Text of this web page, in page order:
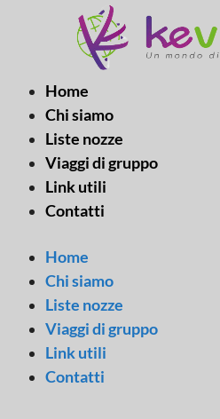
Home
Chi siamo
Liste nozze
Viaggi di gruppo
Link utili
Contatti
Home
Chi siamo
Liste nozze
Viaggi di gruppo
Link utili
Contatti